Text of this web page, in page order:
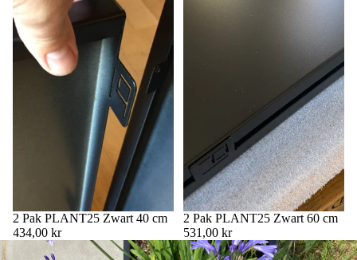
2 Pak PLANT25 Zwart 40 cm
434,00 kr
2 Pak PLANT25 Zwart 60 cm
531,00 kr